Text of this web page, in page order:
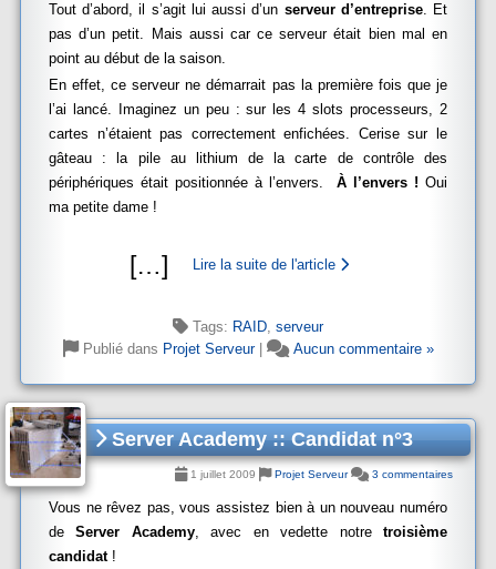
Tout d’abord, il s’agit lui aussi d’un serveur d’entreprise. Et
pas d’un petit.
Mais aussi car ce serveur était bien mal en
point au début de la saison.
En effet, ce serveur ne démarrait pas la première fois que je
l’ai lancé. Imaginez un peu : sur les 4 slots processeurs, 2
cartes n’étaient pas correctement enfichées. Cerise sur le
gâteau : la pile au lithium de la carte de contrôle des
périphériques était positionnée à l’envers. À l’envers ! Oui
ma petite dame !
[…] Lire la suite de l'article
Tags: RAID, serveur
Publié dans Projet Serveur| Aucun commentaire »
Server Academy :: Candidat n°3
1 juillet 2009 Projet Serveur 3 commentaires
Vous ne rêvez pas, vous assistez bien à un nouveau numéro
deServer Academy, avec en vedette notretroisième
candidat !